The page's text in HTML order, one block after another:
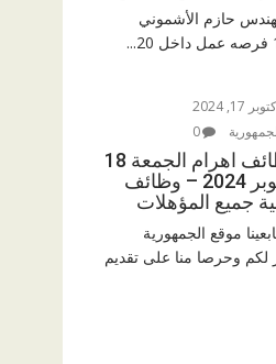
حازم الأشموني
17, 2024
0
وظائف اهرام الجمعة 18
اكتوبر 2024 – وظائف
جميع المؤهلات
موقع الجمهورية
لكم وحرصا منا على تقديم